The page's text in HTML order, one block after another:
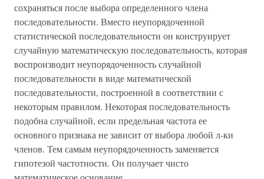
сохраняться после выбора определенного члена
последовательности. Вместо неупорядоченной
статистической последовательности он конструирует
случайную математическую последовательность, которая
воспроизводит неупорядоченность случайной
последовательности в виде математической
последовательности, построенной в соответствии с
некоторым правилом. Некоторая последовательность
подобна случайной, если предельная частота ее
основного признака не зависит от выбора любой л-ки
членов. Тем самым неупорядоченность заменяется
гипотезой частотности. Он получает чисто